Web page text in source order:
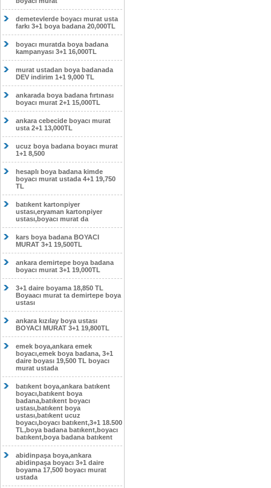
demetevlerde boyacı murat usta
farkı 3+1 boya badana 20,000TL
boyacı muratda boya badana
kampanyası 3+1 16,000TL
murat ustadan boya badanada
DEV indirim 1+1 9,000 TL
ankarada boya badana fırtınası
boyacı murat 2+1 15,000TL
ankara cebecide boyacı murat
usta 2+1 13,000TL
ucuz boya badana boyacı murat
1+1 8,500
hesaplı boya badana kimde
boyacı murat ustada 4+1 19,750
TL
batıkent kartonpiyer
ustası,eryaman kartonpiyer
ustası,boyacı murat da
kars boya badana BOYACI
MURAT 3+1 19,500TL
ankara demirtepe boya badana
boyacı murat 3+1 19,000TL
3+1 daire boyama 18,850 TL
Boyaacı murat ta demirtepe boya
ustası
ankara kızılay boya ustası
BOYACI MURAT 3+1 19,800TL
emek boya,ankara emek
boyacı,emek boya badana, 3+1
daire boyası 19,500 TL boyacı
murat ustada
batıkent boya,ankara batıkent
boyacı,batıkent boya
badana,batıkent boyacı
ustası,batıkent boya
ustası,batıkent ucuz
boyacı,boyacı batıkent,3+1 18.500
TL,boya badana batıkent,boyacı
batıkent,boya badana batıkent
abidinpaşa boya,ankara
abidinpaşa boyacı 3+1 daire
boyama 17,500 boyacı murat
ustada